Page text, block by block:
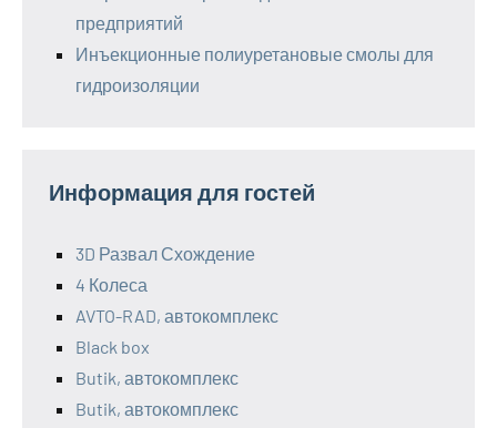
предприятий
Инъекционные полиуретановые смолы для
гидроизоляции
Информация для гостей
3D Развал Схождение
4 Колеса
AVTO-RAD, автокомплекс
Black box
Butik, автокомплекс
Butik, автокомплекс